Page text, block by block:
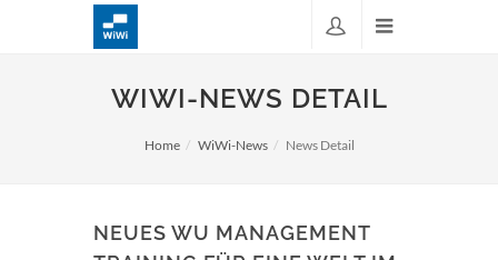
WIWI-NEWS DETAIL
Home WiWi-News News Detail
NEUES WU MANAGEMENT